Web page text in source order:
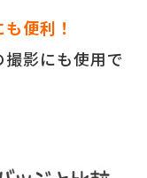
便利！
影にも使用で